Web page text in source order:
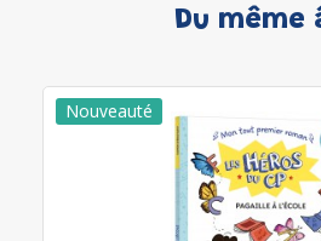
Du même